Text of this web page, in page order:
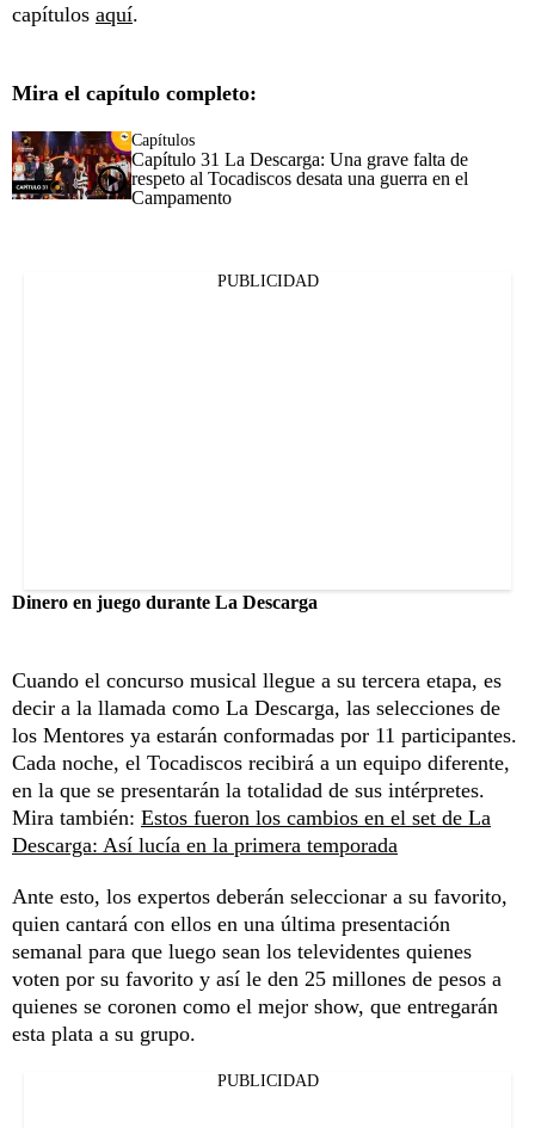
capítulos aquí.
Mira el capítulo completo:
Capítulos
Capítulo 31 La Descarga: Una grave falta de
respeto al Tocadiscos desata una guerra en el
Campamento
PUBLICIDAD
Dinero en juego durante La Descarga
Cuando el concurso musical llegue a su tercera etapa, es
decir a la llamada como La Descarga, las selecciones de
los Mentores ya estarán conformadas por 11 participantes.
Cada noche, el Tocadiscos recibirá a un equipo diferente,
en la que se presentarán la totalidad de sus intérpretes.
Mira también: Estos fueron los cambios en el set de La
Descarga: Así lucía en la primera temporada
Ante esto, los expertos deberán seleccionar a su favorito,
quien cantará con ellos en una última presentación
semanal para que luego sean los televidentes quienes
voten por su favorito y así le den 25 millones de pesos a
quienes se coronen como el mejor show, que entregarán
esta plata a su grupo.
PUBLICIDAD